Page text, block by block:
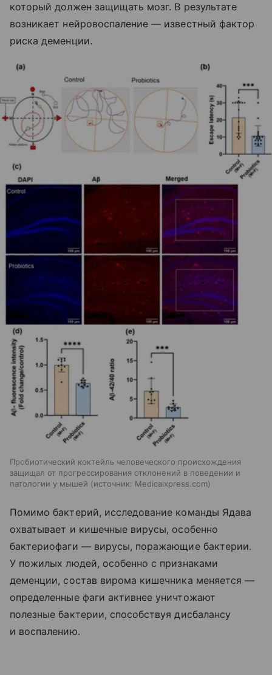
который должен защищать мозг. В результате
возникает нейровоспаление — известный фактор
риска деменции.
Пробиотический коктейль человеческого происхождения
защищал от прогрессирования отклонений в поведении и
патологии у мышей
источник: Medicalxpress.com
Помимо бактерий, исследование команды Ядава
охватывает и кишечные вирусы, особенно
бактериофаги — вирусы, поражающие бактерии.
У пожилых людей, особенно с признаками
деменции, состав вирома кишечника меняется —
определенные фаги активнее уничтожают
полезные бактерии, способствуя дисбалансу
и воспалению.